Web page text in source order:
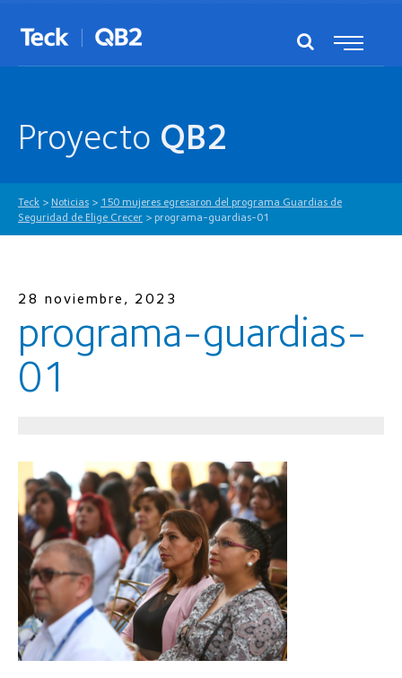
Proyecto QB2
Teck > Noticias > 150 mujeres egresaron del programa Guardias de
Seguridad de Elige Crecer > programa-guardias-01
28 noviembre, 2023
programa-guardias-
01